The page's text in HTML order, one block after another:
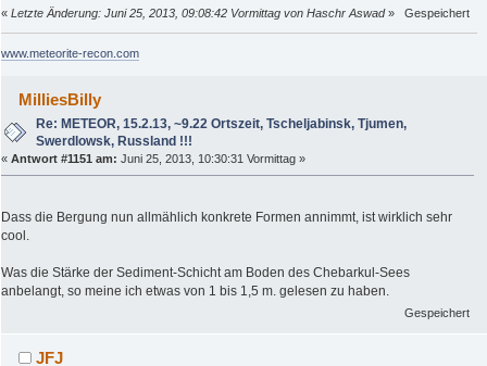
« Letzte Änderung: Juni 25, 2013, 09:08:42 Vormittag von Haschr Aswad» Gespeichert
www.meteorite-recon.com
MilliesBilly
Re: METEOR, 15.2.13, ~9.22 Ortszeit, Tscheljabinsk, Tjumen,
Swerdlowsk, Russland !!!
« Antwort #1151 am: Juni 25, 2013, 10:30:31 Vormittag »
Dass die Bergung nun allmählich konkrete Formen annimmt, ist wirklich sehr
cool.
Was die Stärke der Sediment-Schicht am Boden des Chebarkul-Sees
anbelangt, so meine ich etwas von 1 bis 1,5 m. gelesen zu haben.
Gespeichert
JFJ